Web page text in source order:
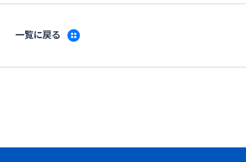
一覧に戻る